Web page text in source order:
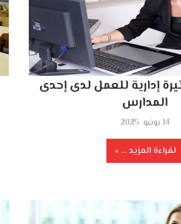
إدارية للعمل لدى إحدى
المدارس
14 يونيو، 2025
لقراءة المزيد ...